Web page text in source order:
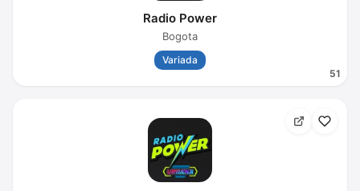
51
Radio Power
Bogota
Variada